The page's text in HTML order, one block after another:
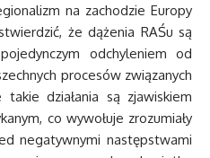
na zachodzie Europy
że dążenia RAŚu są
odchyleniem od
procesów związanych
działania są zjawiskiem
co wywołuje zrozumiały
negatywnymi następstwami